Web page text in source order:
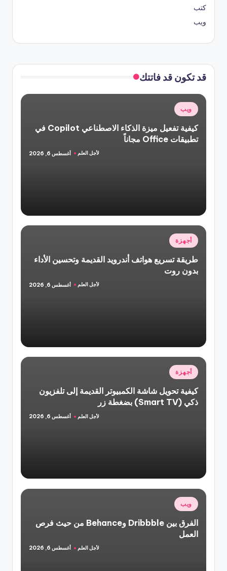
كتب
ويب
قد تكون قد فاتتك
نُشر
في
ويب
كيفية تفعيل ميزة الذكاء الاصطناعي Copilot في
تطبيقات Office مجاناً
تمّ
لأجل العلم أغسطس 6, 2026
نُشر
في
أجهزة
طريقة تسريع هواتف أندرويد القديمة وتحسين الأداء
بدون روت
تمّ
لأجل العلم أغسطس 6, 2026
نُشر
في
أجهزة
كيفية تحويل شاشة الكمبيوتر القديمة إلى تلفزيون
ذكي (Smart TV) بضغطة زر
تمّ
لأجل العلم أغسطس 6, 2026
نُشر
في
ويب
الفرق بين Dribbble وBehance من حيث فرص
العمل
تمّ
لأجل العلم أغسطس 6, 2026